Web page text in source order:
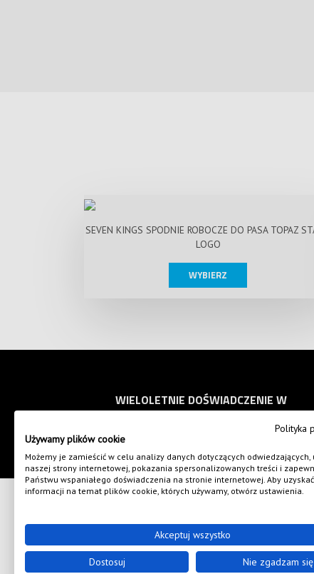
SEVEN KINGS SPODNIE ROBOCZE DO PASA TOPAZ
LOGO
WYBIERZ
WIELOLETNIE DOŚWIADCZENIE W
Katrina-Art Błażej
Polityka
Używamy plików cookie
Możemy je zamieścić w celu analizy danych dotyczących odwiedzających,
naszej strony internetowej, pokazania spersonalizowanych treści i
Państwu wspaniałego doświadczenia na stronie internetowej. Aby
informacji na temat plików cookie, których używamy, otwórz ustawienia.
Akceptuj wszystko
Dostosuj Nie zgadzam się